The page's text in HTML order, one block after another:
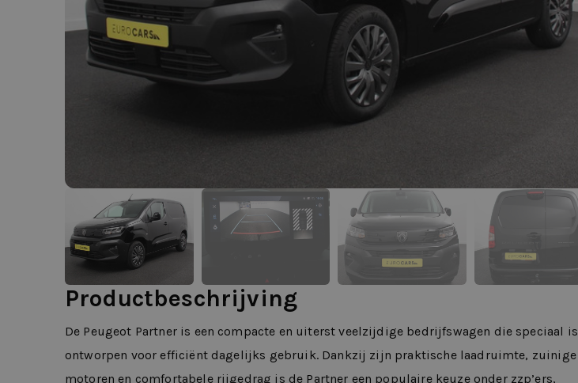
Productbeschrijving
De Peugeot Partner is een compacte en uiterst veelzijdige bedrijfswagen die speciaal is
ontworpen voor efficiënt dagelijks gebruik. Dankzij zijn praktische laadruimte, zuinige
motoren en comfortabele rijgedrag is de Partner een populaire keuze onder zzp’ers,